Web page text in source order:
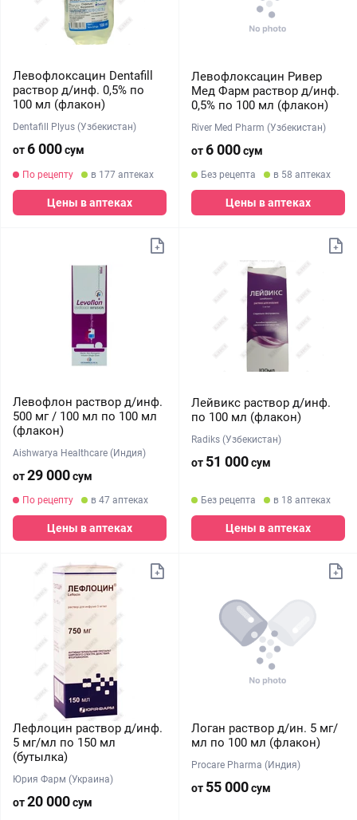
Левофлоксацин Dentafill
раствор д/инф. 0,5% по
100 мл (флакон)
Dentafill Plyus (Узбекистан)
от6 000сум
По рецепту в 177 аптеках
Цены в аптеках
Левофлоксацин Ривер
Мед Фарм раствор д/инф.
0,5% по 100 мл (флакон)
River Med Pharm (Узбекистан)
от6 000сум
Без рецепта в 58 аптеках
Цены в аптеках
Левофлон раствор д/инф.
500 мг / 100 мл по 100 мл
(флакон)
Aishwarya Healthcare (Индия)
от29 000сум
По рецепту в 47 аптеках
Цены в аптеках
Лейвикс раствор д/инф.
по 100 мл (флакон)
Radiks (Узбекистан)
от 51 000сум
Без рецепта в 18 аптеках
Цены в аптеках
Лефлоцин раствор д/инф.
5 мг/мл по 150 мл
(бутылка)
Юрия Фарм (Украина)
от20 000сум
Логан раствор д/ин. 5 мг/
мл по 100 мл (флакон)
Procare Pharma (Индия)
от 55 000сум